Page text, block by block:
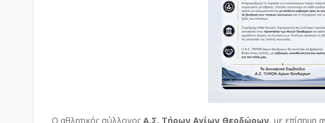
Ο αθλητικός σύλλογος Α.Σ. Τήρων Αγίων Θεοδώρων, με επίσημη